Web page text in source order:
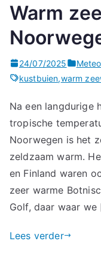
Warm
24/07/2025
kustbuien,warm
Na een langdurige
tropische
Noorwegen is het
zeldzaam warm.
en Finland waren
zeer warme
Golf, daar waar
Lees verder